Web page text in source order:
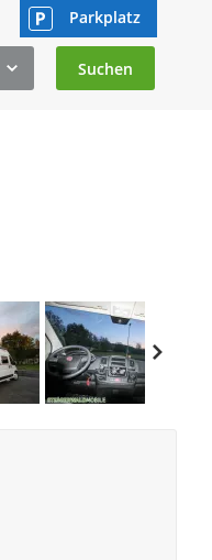
Parkplatz